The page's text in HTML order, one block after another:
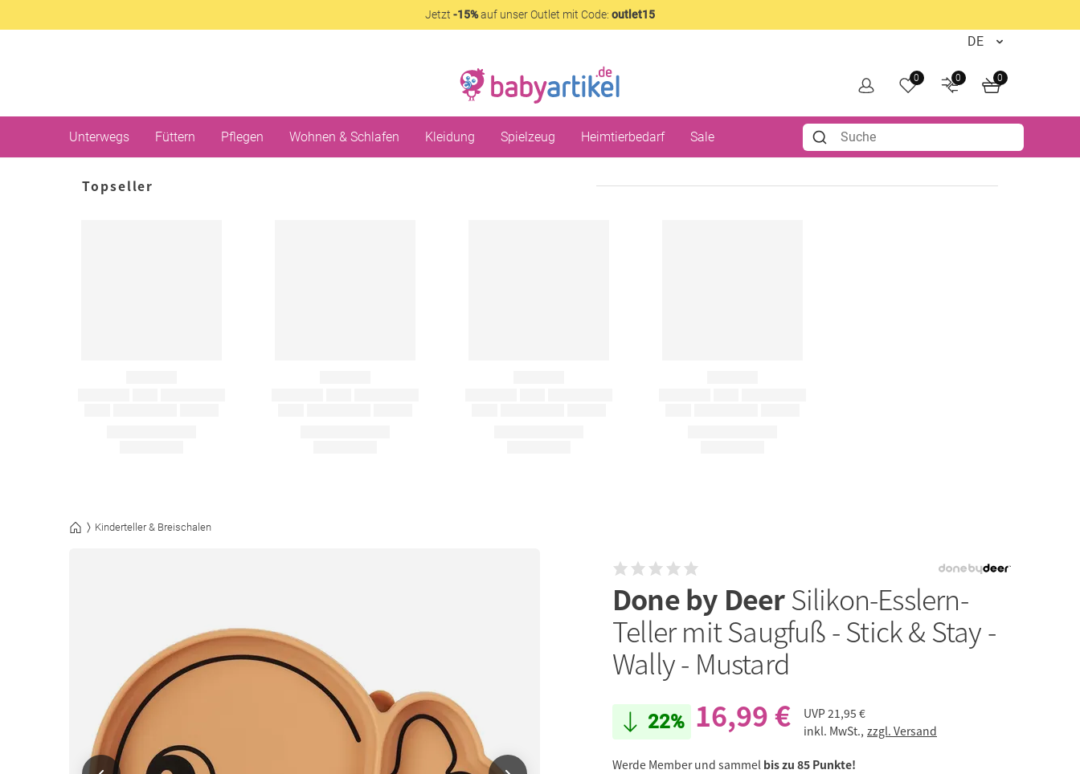
Jetzt -15%auf unser Outlet mit Code: outlet15
0 0 0
Unterwegs Füttern Pflegen Wohnen & Schlafen Kleidung Spielzeug Heimtierbedarf Sale
Topseller
Kinderteller & Breischalen
Done by DeerSilikon-Esslern-
Teller mit Saugfuß - Stick & Stay -
Wally - Mustard
22% 16,99 € UVP21,95 €
inkl. MwSt., zzgl. Versand
Werde Member und sammel bis zu 85 Punkte!